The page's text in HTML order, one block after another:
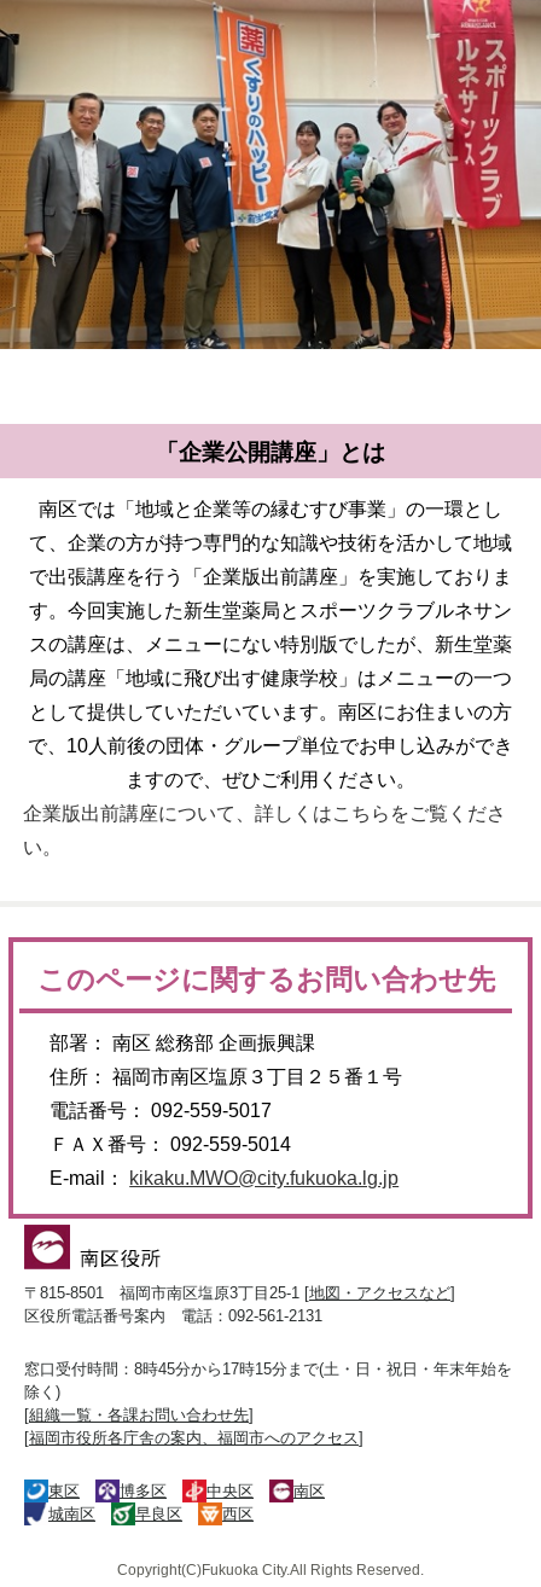
「企業公開講座」とは
南区では「地域と企業等の縁むすび事業」の一環とし
て、企業の方が持つ専門的な知識や技術を活かして地域
で出張講座を行う「企業版出前講座」を実施しておりま
す。今回実施した新生堂薬局とスポーツクラブルネサン
スの講座は、メニューにない特別版でしたが、新生堂薬
局の講座「地域に飛び出す健康学校」はメニューの一つ
として提供していただいています。南区にお住まいの方
で、10人前後の団体・グループ単位でお申し込みができ
ますので、ぜひご利用ください。
企業版出前講座について、詳しくはこちらをご覧くださ
い。
このページに関するお問い合わせ先
部署： 南区 総務部 企画振興課
住所： 福岡市南区塩原３丁目２５番１号
電話番号： 092-559-5017
ＦＡＸ番号： 092-559-5014
E-mail：
kikaku.MWO@city.fukuoka.lg.jp
〒815-8501 福岡市南区塩原3丁目25-1 [地図・アクセスなど]
区役所電話番号案内 電話：092-561-2131
窓口受付時間：8時45分から17時15分まで(土・日・祝日・年末年始を
除く)
[組織一覧・各課お問い合わせ先]
[福岡市役所各庁舎の案内、福岡市へのアクセス]
東区 博多区 中央区
南区
城南区
早良区 西区
Copyright(C)Fukuoka City.All Rights Reserved.